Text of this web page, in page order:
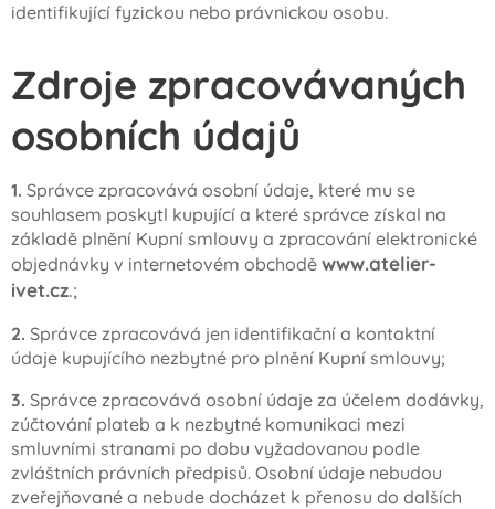
identifikující fyzickou nebo právnickou osobu.
Zdroje zpracovávaných
osobních údajů
1. Správce zpracovává osobní údaje, které mu se
souhlasem poskytl kupující a které správce získal na
základě plnění Kupní smlouvy a zpracování elektronické
objednávky v internetovém obchodě www.atelier-
ivet.cz.;
2. Správce zpracovává jen identifikační a kontaktní
údaje kupujícího nezbytné pro plnění Kupní smlouvy;
3. Správce zpracovává osobní údaje za účelem dodávky,
zúčtování plateb a k nezbytné komunikaci mezi
smluvními stranami po dobu vyžadovanou podle
zvláštních právních předpisů. Osobní údaje nebudou
zveřejňované a nebude docházet k přenosu do dalších